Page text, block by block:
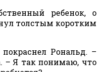
ребенок, о
толстым коротким
Рональд. –
– Я так понимаю, что